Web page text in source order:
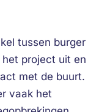
tussen burger
project uit en
met de buurt.
vaak het